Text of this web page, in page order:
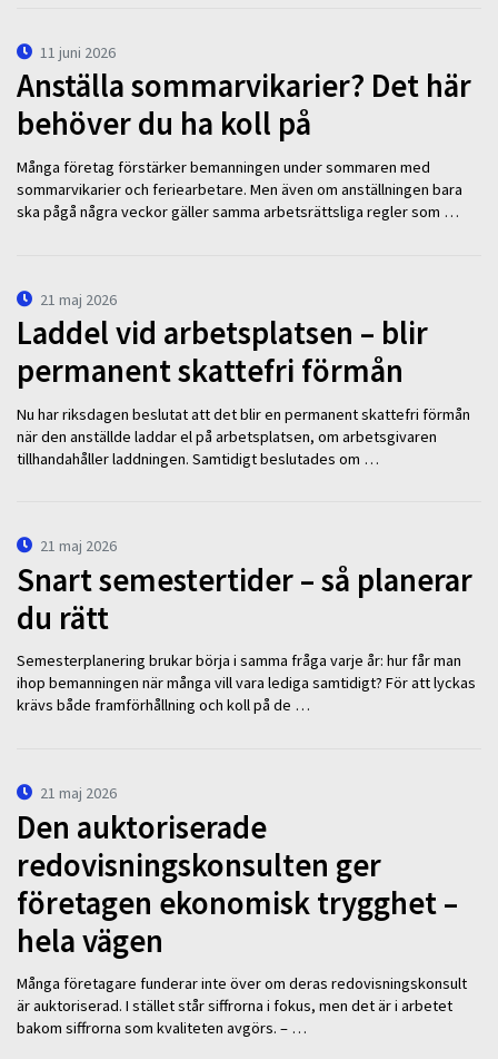
11 juni 2026
Anställa sommarvikarier? Det här
behöver du ha koll på
Många företag förstärker bemanningen under sommaren med
sommarvikarier och feriearbetare. Men även om anställningen bara
ska pågå några veckor gäller samma arbetsrättsliga regler som …
21 maj 2026
Laddel vid arbetsplatsen – blir
permanent skattefri förmån
Nu har riksdagen beslutat att det blir en permanent skattefri förmån
när den anställde laddar el på arbetsplatsen, om arbetsgivaren
tillhandahåller laddningen. Samtidigt beslutades om …
21 maj 2026
Snart semestertider – så planerar
du rätt
Semesterplanering brukar börja i samma fråga varje år: hur får man
ihop bemanningen när många vill vara lediga samtidigt? För att lyckas
krävs både framförhållning och koll på de …
21 maj 2026
Den auktoriserade
redovisningskonsulten ger
företagen ekonomisk trygghet –
hela vägen
Många företagare funderar inte över om deras redovisningskonsult
är auktoriserad. I stället står siffrorna i fokus, men det är i arbetet
bakom siffrorna som kvaliteten avgörs. – …